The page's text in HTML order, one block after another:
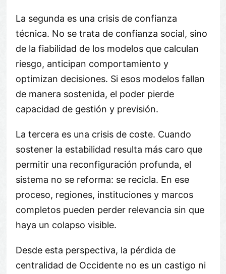
La segunda es una crisis de confianza
técnica. No se trata de confianza social, sino
de la fiabilidad de los modelos que calculan
riesgo, anticipan comportamiento y
optimizan decisiones. Si esos modelos fallan
de manera sostenida, el poder pierde
capacidad de gestión y previsión.
La tercera es una crisis de coste. Cuando
sostener la estabilidad resulta más caro que
permitir una reconfiguración profunda, el
sistema no se reforma: se recicla. En ese
proceso, regiones, instituciones y marcos
completos pueden perder relevancia sin que
haya un colapso visible.
Desde esta perspectiva, la pérdida de
centralidad de Occidente no es un castigo ni